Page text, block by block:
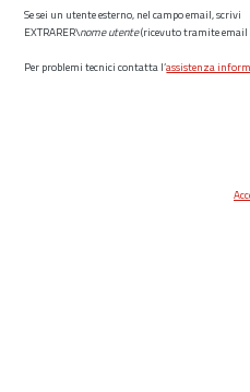
Se sei un utente esterno, nel campo email, scrivi
EXTRARER\nome utente(ricevuto tramite
Per problemi tecnici contatta l’assistenza